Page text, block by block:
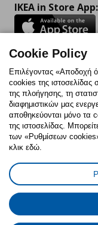
IKEA in Store App:
Follow us:
FacebookInstagram
Πολιτική
Γενική
Πολιτική
Cookie Policy
Επιλέγοντας «Αποδοχή
cookies της ιστοσελίδας
της πλοήγησης, τη
διαφημιστικών μας
αποθηκεύονται μόνο τα
της ιστοσελίδας.
των «Ρυθμίσεων
κλικ εδώ.